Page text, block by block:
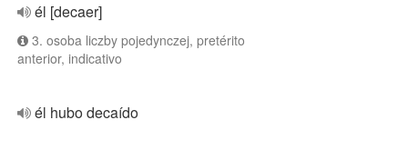
él [decaer]
3. osoba liczby pojedynczej, pretérito
anterior, indicativo
él hubo decaído